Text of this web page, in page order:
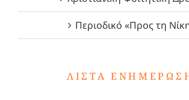
Περιοδικό «Προς τη
ΛΊΣΤΑ